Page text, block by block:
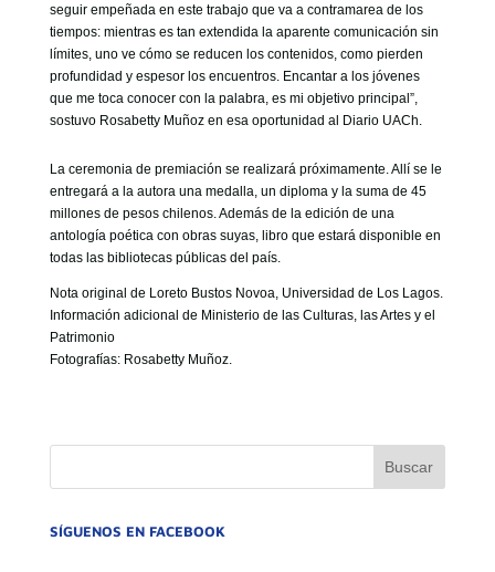
seguir empeñada en este trabajo que va a contramarea de los
tiempos: mientras es tan extendida la aparente comunicación sin
límites, uno ve cómo se reducen los contenidos, como pierden
profundidad y espesor los encuentros. Encantar a los jóvenes
que me toca conocer con la palabra, es mi objetivo principal”,
sostuvo Rosabetty Muñoz en esa oportunidad al Diario UACh.
La ceremonia de premiación se realizará próximamente. Allí se le
entregará a la autora una medalla, un diploma y la suma de 45
millones de pesos chilenos. Además de la edición de una
antología poética con obras suyas, libro que estará disponible en
todas las bibliotecas públicas del país.
Nota original de Loreto Bustos Novoa, Universidad de Los Lagos.
Información adicional de Ministerio de las Culturas, las Artes y el
Patrimonio
Fotografías: Rosabetty Muñoz.
SÍGUENOS EN FACEBOOK